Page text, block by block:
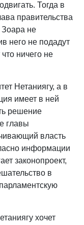
Тогда в
правительства
Зоара не
него не подадут
ничего не
Нетаниягу, а в
имеет в ней
решение
главы
власть
информации
законопроект,
в
хочет